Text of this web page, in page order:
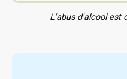
L'abus d'alcool est